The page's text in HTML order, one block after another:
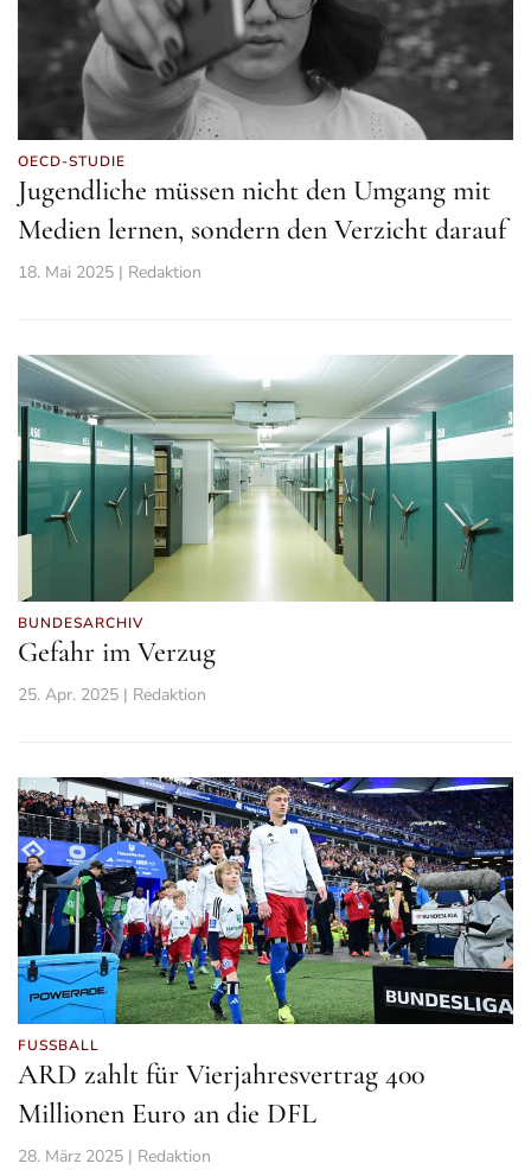
OECD-STUDIE
Jugendliche müssen nicht den Umgang mit
Medien lernen, sondern den Verzicht darauf
18. Mai 2025 | Redaktion
BUNDESARCHIV
Gefahr im Verzug
25. Apr. 2025 | Redaktion
FUSSBALL
ARD zahlt für Vierjahresvertrag 400
Millionen Euro an die DFL
28. März 2025 | Redaktion